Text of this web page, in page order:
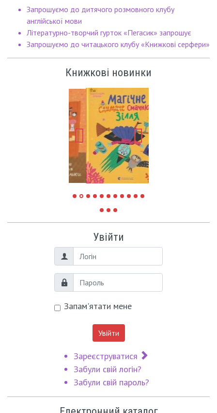
Запрошуємо до дитячого розмовного клубу
англійської мови
Літературно-творчий гурток «Пегасик» запрошує
Запрошуємо до читацького клубу «Книжкові серфери»
Книжкові новинки
Увійти
Логін
Пароль
Запам'ятати мене
Увійти
Зареєструватися
Забули свій логін?
Забули свій пароль?